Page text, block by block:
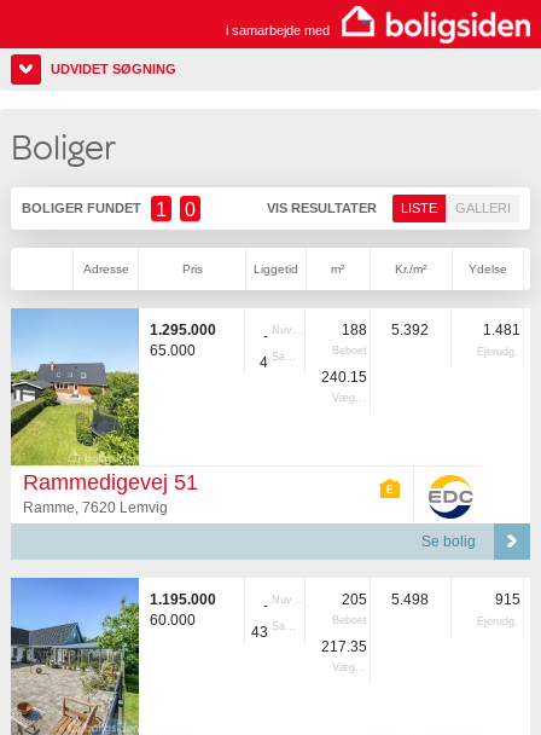
i samarbejde med
UDVIDET SØGNING
Boliger
BOLIGER FUNDET 1 0 VIS RESULTATER LISTE GALLERI
Adresse Pris Liggetid m² Kr./m² Ydelse
1.295.000
65.000
- Nuvær.
4 Samlet
188
Beboet
240.15
Vægtet
5.392 1.481
Ejerudg.
Rammedigevej 51
Ramme, 7620 Lemvig
Se bolig
1.195.000
60.000
- Nuvær.
43 Samlet
205
Beboet
217.35
Vægtet
5.498 915
Ejerudg.